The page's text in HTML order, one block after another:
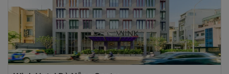
Wink Hotel Đà Nẵng Centre